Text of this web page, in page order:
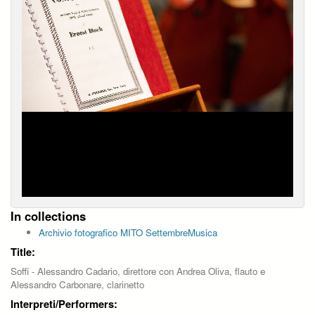
In collections
Archivio fotografico MITO SettembreMusica
Title:
Soffi - Alessandro Cadario, direttore con Andrea Oliva, flauto e
Alessandro Carbonare, clarinetto
Interpreti/Performers: